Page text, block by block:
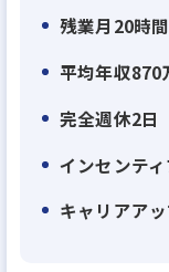
らなるサービス
す。
そのため、更
残業月20時
平均年収870
完全週休2日
インセンテ
キャリアア